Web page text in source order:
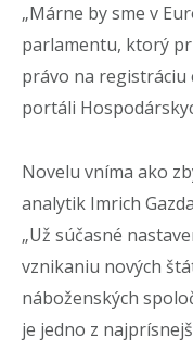
„Márne by sme v
parlamentu, ktorý
právo na registráciu
portáli
Novelu vníma ako
analytik Imrich
„Už súčasné
vznikaniu nových
náboženských
je jedno z